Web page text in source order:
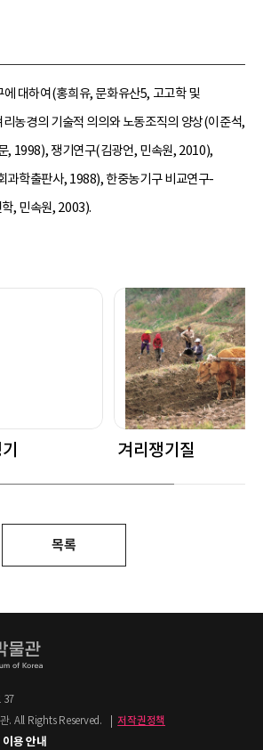
대하여(홍희유, 문화유산5, 고고학 및
농경의 기술적 의의와 노동조직의 양상(이준석,
, 1998), 쟁기연구(김광언, 민속원, 2010),
과학출판사, 1988), 한중농기구 비교연구-
, 민속원, 2003).
겨리쟁기질
목록
37
. All Rights Reserved.
저작권정책
용 안내